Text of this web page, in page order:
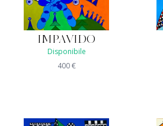
IMPAVIDO
Disponibile
400€